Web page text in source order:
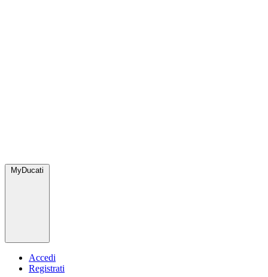
MyDucati
Accedi
Registrati